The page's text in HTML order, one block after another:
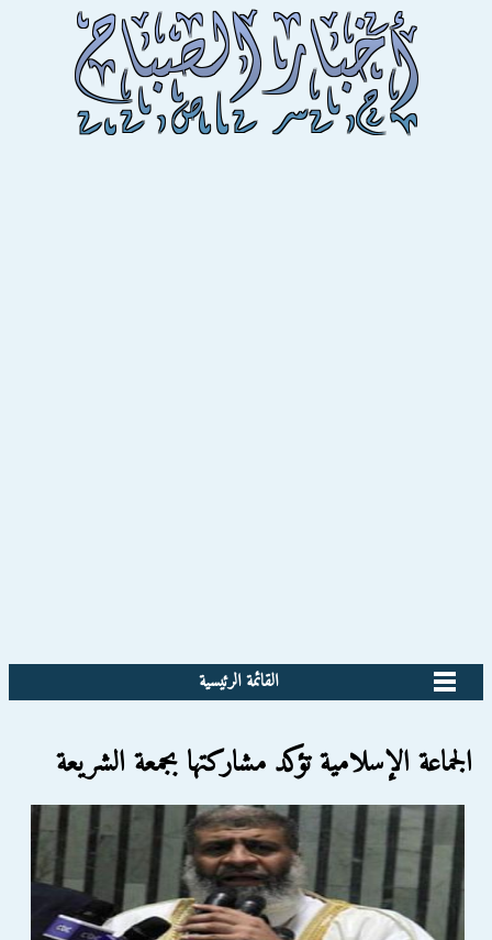
القائمة الرئيسية
الجماعة الإسلامية تؤكد مشاركتها بجمعة الشريعة